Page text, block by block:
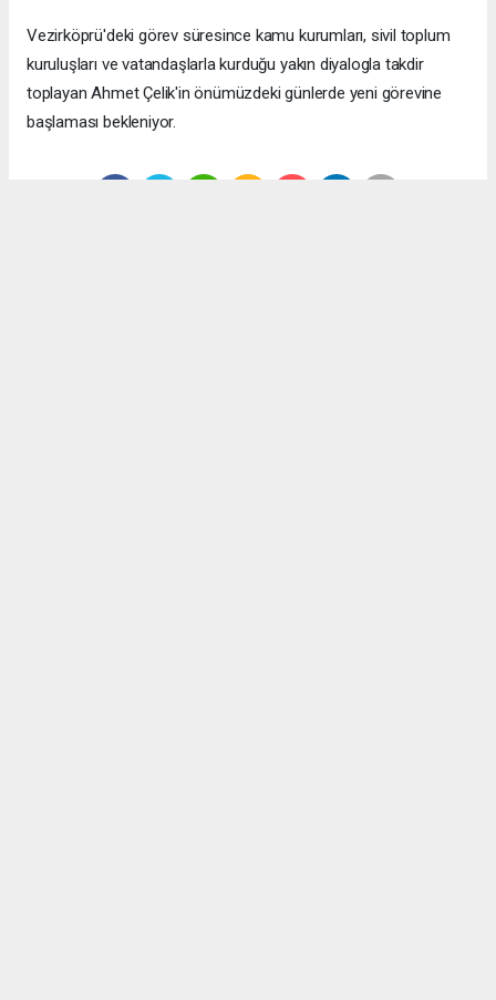
Vezirköprü'deki görev süresince kamu kurumları, sivil toplum
kuruluşları ve vatandaşlarla kurduğu yakın diyalogla takdir
toplayan Ahmet Çelik'in önümüzdeki günlerde yeni görevine
başlaması bekleniyor.